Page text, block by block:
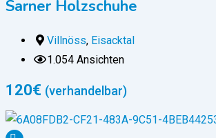
Sarner Holzschuhe
Villnöss, Eisacktal
1.054 Ansichten
120€ (verhandelbar)